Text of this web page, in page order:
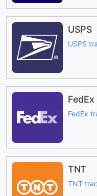
USPS
USPS
FedEx
FedEx
TNT
TNT